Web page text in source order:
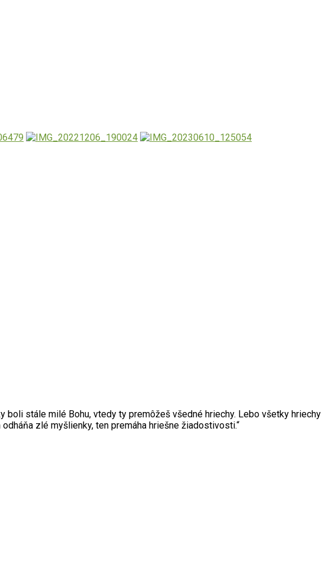
boli stále milé Bohu, vtedy ty premôžeš všedné hriechy. Lebo všetky hriechy
zlé myšlienky, ten premáha hriešne žiadostivosti.“